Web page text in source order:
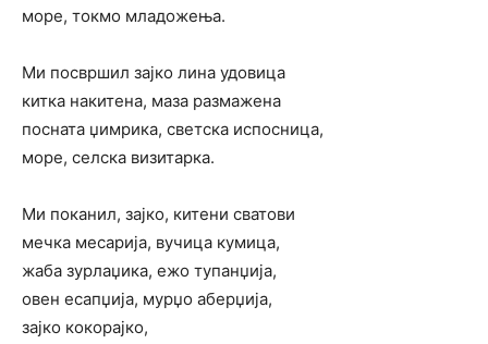
море, токмо младожења.
Ми посвршил зајко лина удовица
китка накитена, маза размажена
посната џимрика, светска испосница,
море, селска визитарка.
Ми поканил, зајко, китени сватови
мечка месарија, вучица кумица,
жаба зурлаџика, ежо тупанџија,
овен есапџија, мурџо аберџија,
зајко кокорајко,